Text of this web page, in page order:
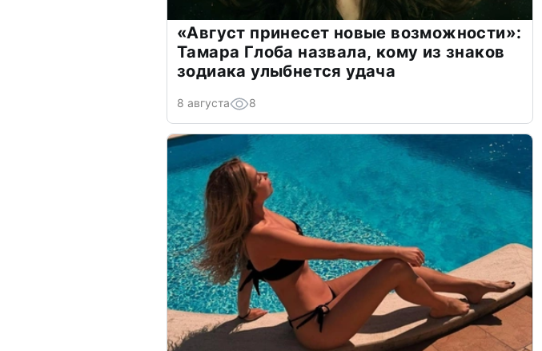
«Август принесет новые возможности»:
Тамара Глоба назвала, кому из знаков
зодиака улыбнется удача
8 августа 8